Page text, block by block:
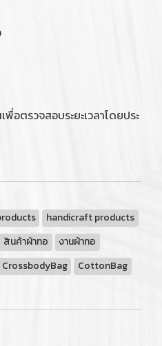
อตรวจสอบระยะเวลาโดยประ
handicraft products
สินค้าผ้าทอ
งานผ้าทอ
CrossbodyBag CottonBag